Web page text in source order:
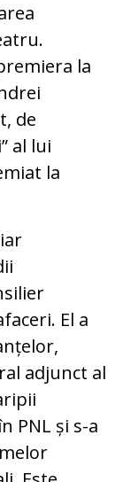
la
de
al lui
la
El a
adjunct al
PNL și s-a